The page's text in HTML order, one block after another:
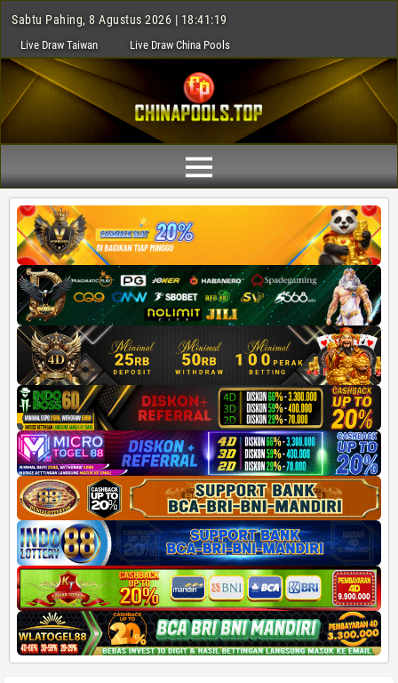
Sabtu Pahing, 8 Agustus 2026 | 18:41:20
Live Draw Taiwan Live Draw China Pools